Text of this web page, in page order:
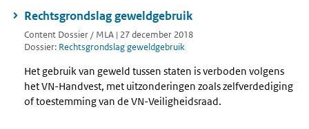
Rechtsgrondslag geweldgebruik
Content Dossier / MLA | 27 december 2018
Dossier: Rechtsgrondslag geweldgebruik
Het gebruik van geweld tussen staten is verboden volgens
het VN-Handvest, met uitzonderingen zoals zelfverdediging
of toestemming van de VN-Veiligheidsraad.